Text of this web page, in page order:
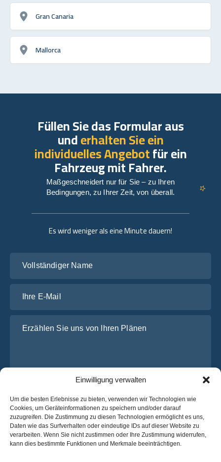
Einwilligung verwalten
Um die besten Erlebnisse zu bieten, verwenden wir Technologien wie
Cookies, um Geräteinformationen zu speichern und/oder darauf
zuzugreifen. Die Zustimmung zu diesen Technologien ermöglicht es uns,
Daten wie das Surfverhalten oder eindeutige IDs auf dieser Website zu
verarbeiten. Wenn Sie nicht zustimmen oder Ihre Zustimmung widerrufen,
kann dies bestimmte Funktionen und Merkmale beeinträchtigen.
Gran Canaria
Mallorca
Es wird weniger als eine Minute dauern!
Ich habe dieDatenschutz-Bestimmungenvon OsaBus
gelesen und stimme ihnen zu.
Füllen Sie das Formular aus
underhalten Sie ein
individuelles Angebotfür ein
Fahrzeug mit Fahrer.
Maßgeschneidert nur für Sie – zu Ihren
Bedingungen, zu Ihrer Zeit, von überall.